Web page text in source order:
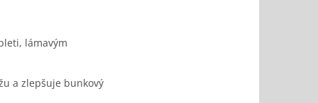
lámavým
a zlepšuje bunkový